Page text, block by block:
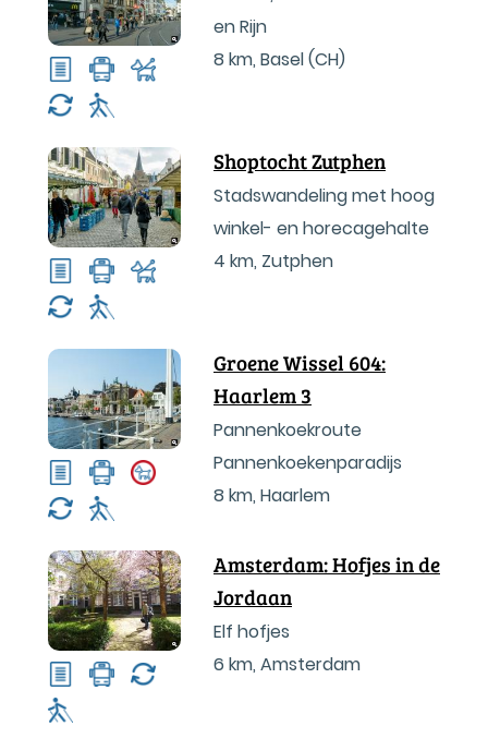
en Rijn
8 km, Basel (CH)
Shoptocht Zutphen
Stadswandeling met hoog
winkel- en horecagehalte
4 km, Zutphen
Groene Wissel 604:
Haarlem 3
Pannenkoekroute
Pannenkoekenparadijs
8 km, Haarlem
Amsterdam: Hofjes in de
Jordaan
Elf hofjes
6 km, Amsterdam